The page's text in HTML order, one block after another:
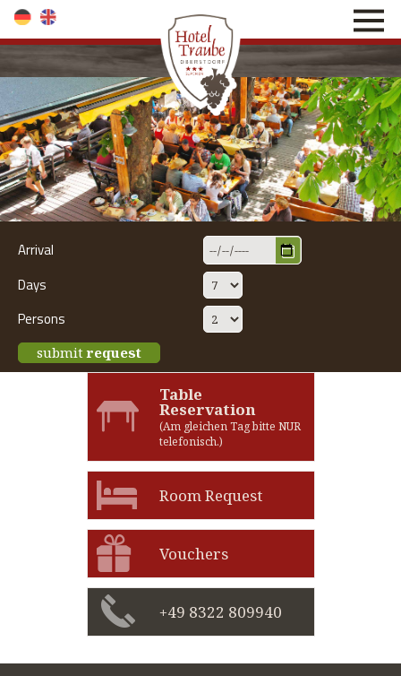
direkt zur Navigation
direkt zum Inhalt
Arrival
Days
Persons
submit request
Table
Reservation
(Am gleichen Tag bitte NUR
telefonisch.)
Room Request
Vouchers
+49 8322 809940